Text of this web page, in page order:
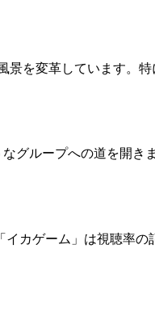
を変革しています。特
グループへの道を開き
カゲーム」は視聴率の